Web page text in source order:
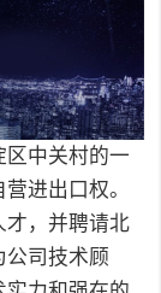
中关村的一
进出口权。
才，并聘请北
公司技术顾